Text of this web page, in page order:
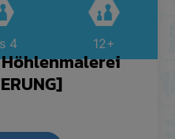
4 12+